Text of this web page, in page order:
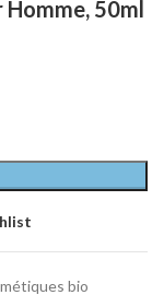
Homme, 50ml
bio